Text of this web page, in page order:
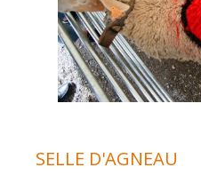
SELLE D'AGNEAU